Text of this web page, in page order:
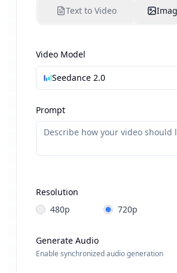
Text to Video
Video Model
Seedance 2.0
Prompt
Resolution
480p
720p
Generate Audio
Enable synchronized audio generation